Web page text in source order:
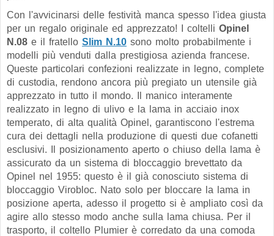
Con l'avvicinarsi delle festività manca spesso l'idea giusta
per un regalo originale ed apprezzato! I coltelli Opinel
N.08 e il fratello Slim N.10 sono molto probabilmente i
modelli più venduti dalla prestigiosa azienda francese.
Queste particolari confezioni realizzate in legno, complete
di custodia, rendono ancora più pregiato un utensile già
apprezzato in tutto il mondo. Il manico interamente
realizzato in legno di ulivo e la lama in acciaio inox
temperato, di alta qualità Opinel, garantiscono l'estrema
cura dei dettagli nella produzione di questi due cofanetti
esclusivi. Il posizionamento aperto o chiuso della lama è
assicurato da un sistema di bloccaggio brevettato da
Opinel nel 1955: questo è il già conosciuto sistema di
bloccaggio Virobloc. Nato solo per bloccare la lama in
posizione aperta, adesso il progetto si è ampliato così da
agire allo stesso modo anche sulla lama chiusa. Per il
trasporto, il coltello Plumier è corredato da una comoda